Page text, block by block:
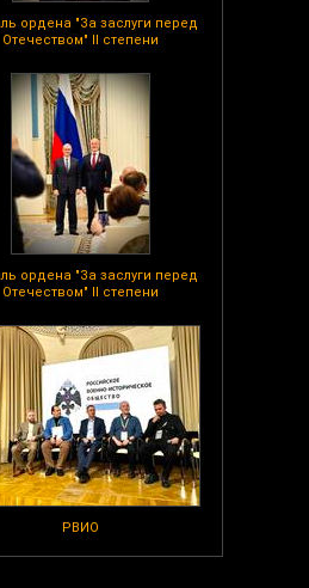
ордена "За заслуги перед
Отечеством" II степени
ордена "За заслуги перед
Отечеством" II степени
РВИО